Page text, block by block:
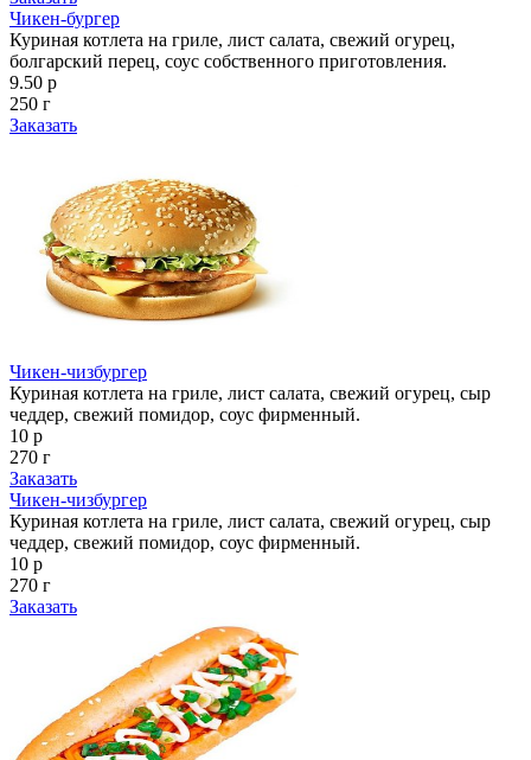
Чикен-бургер
Куриная котлета на гриле, лист салата, свежий огурец,
болгарский перец, соус собственного приготовления.
9.50 р
250 г
Заказать
Чикен-чизбургер
Куриная котлета на гриле, лист салата, свежий огурец, сыр
чеддер, свежий помидор, соус фирменный.
10 р
270 г
Заказать
Чикен-чизбургер
Куриная котлета на гриле, лист салата, свежий огурец, сыр
чеддер, свежий помидор, соус фирменный.
10 р
270 г
Заказать